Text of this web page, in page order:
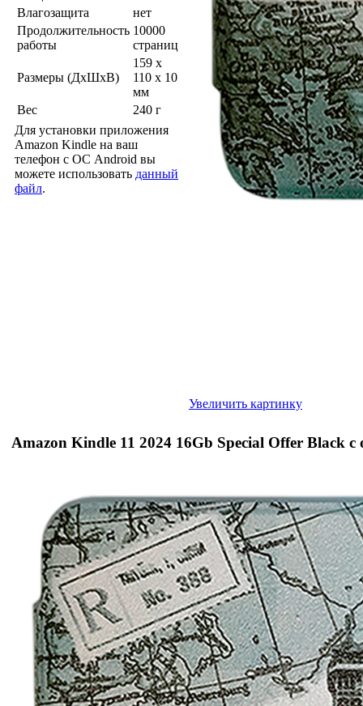
Влагозащита
нет
Продолжительность
работы
10000
страниц
Размеры (ДхШхВ)
159 x
110 x 10
мм
Вес
240 г
Для установки приложения
Amazon Kindle на ваш
телефон с ОС Android вы
можете использовать данный
файл.
Увеличить картинку
Amazon Kindle 11 2024 16Gb Special Offer Black